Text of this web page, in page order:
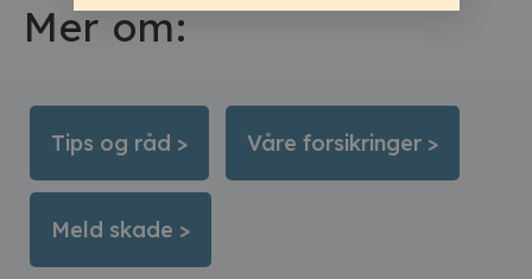
Mer om:
Tips og råd > Våre forsikringer >
Meld skade >